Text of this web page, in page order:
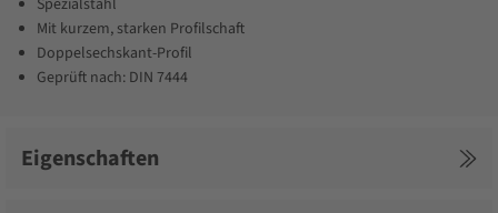
Spezialstahl
Mit kurzem, starken Profilschaft
Doppelsechskant-Profil
Geprüft nach: DIN 7444
Eigenschaften